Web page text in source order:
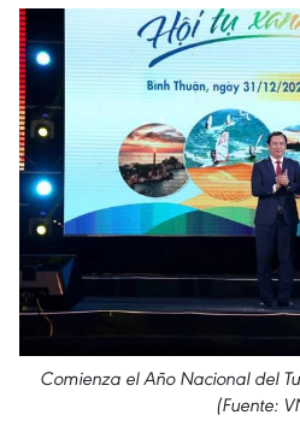
Comienza el Año Nacional del
(Fuente: